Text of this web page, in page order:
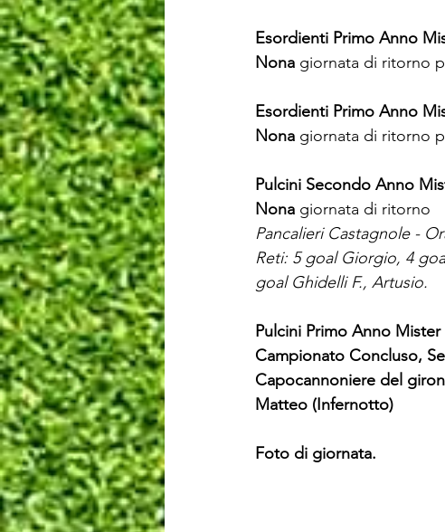
Esordienti Primo Anno
Nona giornata di ritorno
Esordienti Primo Anno
Nona giornata di ritorno
Pulcini Secondo Anno
Nona giornata di ritorno
Pancalieri Castagnole -
Reti: 5 goal Giorgio, 4
goal Ghidelli F., Artusio.
Pulcini Primo Anno
Campionato Concluso,
Capocannoniere del
Matteo (Infernotto)
Foto di giornata.